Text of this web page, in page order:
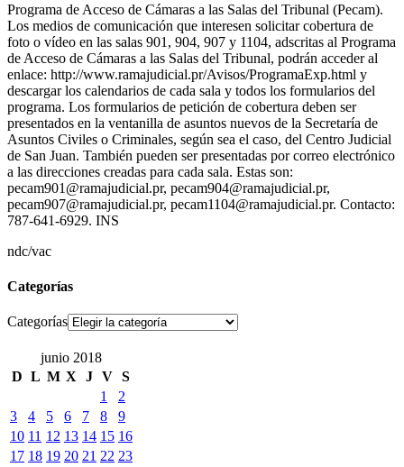
Programa de Acceso de Cámaras a las Salas del Tribunal (Pecam).
Los medios de comunicación que interesen solicitar cobertura de
foto o vídeo en las salas 901, 904, 907 y 1104, adscritas al Programa
de Acceso de Cámaras a las Salas del Tribunal, podrán acceder al
enlace: http://www.ramajudicial.pr/Avisos/ProgramaExp.html y
descargar los calendarios de cada sala y todos los formularios del
programa. Los formularios de petición de cobertura deben ser
presentados en la ventanilla de asuntos nuevos de la Secretaría de
Asuntos Civiles o Criminales, según sea el caso, del Centro Judicial
de San Juan. También pueden ser presentadas por correo electrónico
a las direcciones creadas para cada sala. Estas son:
pecam901@ramajudicial.pr, pecam904@ramajudicial.pr,
pecam907@ramajudicial.pr, pecam1104@ramajudicial.pr. Contacto:
787-641-6929. INS
ndc/vac
Categorías
Categorías
junio 2018
D L M X J V S
1
2
3
4 5 6 7 8
9
10 11 12 13 14 15 16
17 18 19 20 21 22 23